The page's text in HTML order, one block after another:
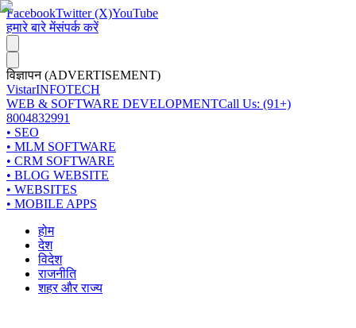
FacebookTwitter (X)YouTube
हमारे बारे मेंसंपर्क करें
विज्ञापन (ADVERTISEMENT)
VistarINFOTECH
WEB & SOFTWARE DEVELOPMENTCall Us: (91+)
8004832991
• SEO
• MLM SOFTWARE
• CRM SOFTWARE
• BLOG WEBSITE
• WEBSITES
• MOBILE APPS
होम
देश
विदेश
राजनीति
शहर और राज्य